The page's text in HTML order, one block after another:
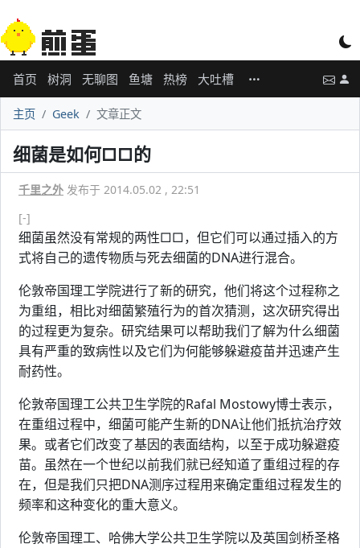
首页 树洞 无聊图 鱼塘 热榜 大吐槽
主页 Geek 文章正文
细菌是如何□□的
千里之外 发布于 2014.05.02 , 22:51
[-]
细菌虽然没有常规的两性□□，但它们可以通过插入的方
式将自己的遗传物质与死去细菌的DNA进行混合。
伦敦帝国理工学院进行了新的研究，他们将这个过程称之
为重组，相比对细菌繁殖行为的首次猜测，这次研究得出
的过程更为复杂。研究结果可以帮助我们了解为什么细菌
具有严重的致病性以及它们为何能够躲避疫苗并迅速产生
耐药性。
伦敦帝国理工公共卫生学院的Rafal Mostowy博士表示，
在重组过程中，细菌可能产生新的DNA让他们抵抗治疗效
果。或者它们改变了基因的表面结构，以至于成功躲避疫
苗。虽然在一个世纪以前我们就已经知道了重组过程的存
在，但是我们只把DNA测序过程用来确定重组过程发生的
频率和这种变化的重大意义。
伦敦帝国理工、哈佛大学公共卫生学院以及英国剑桥圣格